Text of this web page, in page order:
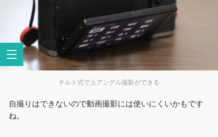
チルト式で上アングル撮影ができる
自撮りはできないので動画撮影には使いにくいかもです
ね。